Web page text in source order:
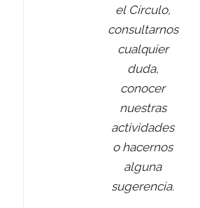
el Círculo,
consultarnos
cualquier
duda,
conocer
nuestras
actividades
o hacernos
alguna
sugerencia.